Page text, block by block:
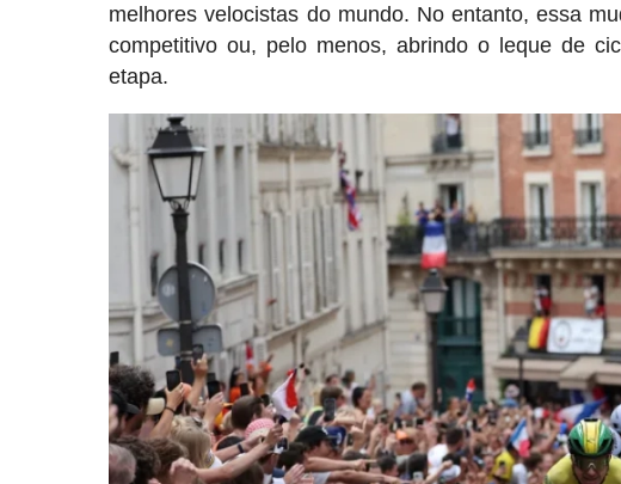
melhores velocistas do mundo. No entanto, essa
competitivo ou, pelo menos, abrindo o leque de
etapa.